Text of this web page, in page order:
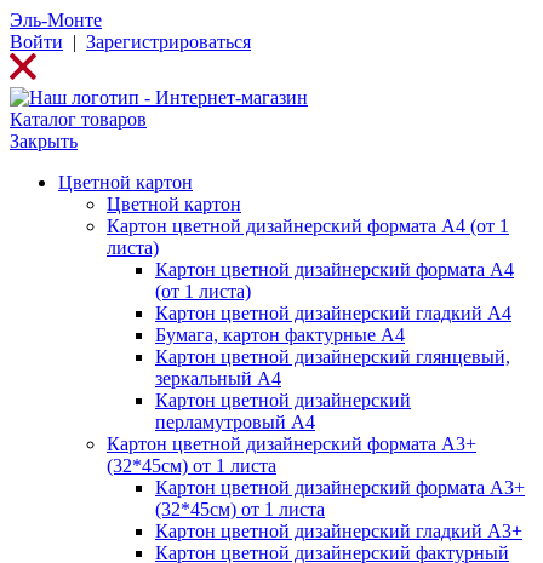
Эль-Монте
Войти | Зарегистрироваться
Каталог товаров
Закрыть
Цветной картон
Цветной картон
Картон цветной дизайнерский формата А4 (от 1
листа)
Картон цветной дизайнерский формата А4
(от 1 листа)
Картон цветной дизайнерский гладкий А4
Бумага, картон фактурные А4
Картон цветной дизайнерский глянцевый,
зеркальный А4
Картон цветной дизайнерский
перламутровый А4
Картон цветной дизайнерский формата А3+
(32*45см) от 1 листа
Картон цветной дизайнерский формата А3+
(32*45см) от 1 листа
Картон цветной дизайнерский гладкий А3+
Картон цветной дизайнерский фактурный